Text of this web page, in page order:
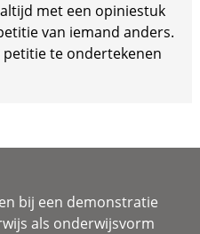
met een opiniestuk
van iemand anders.
te ondertekenen
bij een demonstratie
als onderwijsvorm